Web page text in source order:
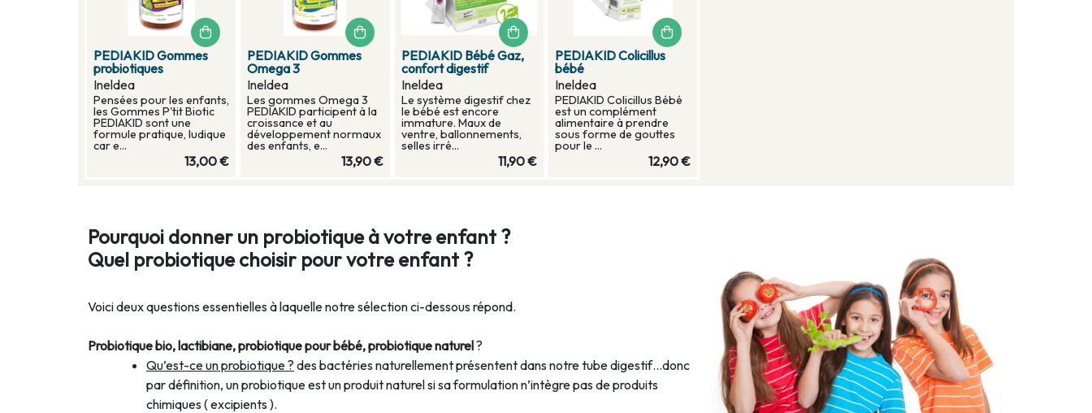
Pourquoi donner un probiotique à votre enfant ?
Quel probiotique choisir pour votre enfant ?
Voici deux questions essentielles à laquelle notre sélection ci-dessous répond.
Probiotique bio, lactibiane, probiotique pour bébé, probiotique naturel?
Qu’est-ce un probiotique ? des bactéries naturellement présentent dans notre tube digestif…donc
par définition, un probiotique est un produit naturel si sa formulation n’intègre pas de produits
chimiques ( excipients ).
PEDIAKID Gommes
probiotiques
Ineldea
Pensées pour les enfants,
les Gommes P'tit Biotic
PEDIAKID sont une
formule pratique, ludique
car e...
13,00 €
PEDIAKID Gommes
Omega 3
Ineldea
Les gommes Omega 3
PEDIAKID participent à la
croissance et au
développement normaux
des enfants, e...
13,90 €
PEDIAKID Bébé Gaz,
confort digestif
Ineldea
Le système digestif chez
le bébé est encore
immature. Maux de
ventre, ballonnements,
selles irré...
11,90 €
PEDIAKID Colicillus
bébé
Ineldea
PEDIAKID Colicillus Bébé
est un complément
alimentaire à prendre
sous forme de gouttes
pour le ...
12,90 €